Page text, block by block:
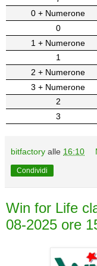
0 + Numerone
0
1 + Numerone
1
2 + Numerone
3 + Numerone
2
3
bitfactory alle 16:10
Condividi
Win for Life
08-2025 ore